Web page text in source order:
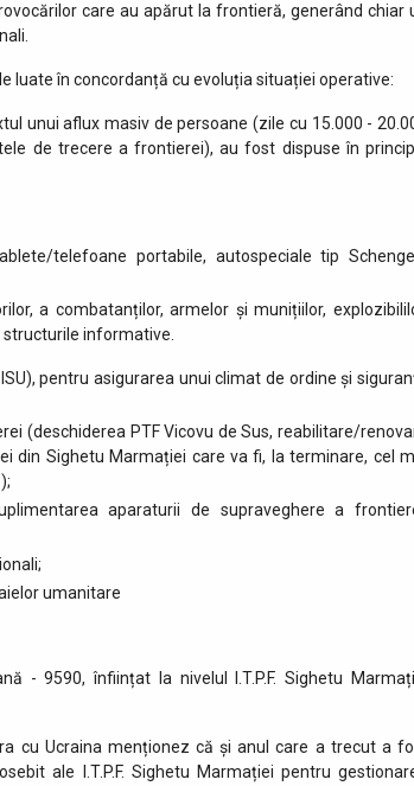
care au apărut la frontieră, generând chiar
luate în concordanță cu evoluția situației operative:
unui aflux masiv de persoane (zile cu 15.000 -
de trecere a frontierei), au fost dispuse în
telefoane portabile, autospeciale tip
a combatanților, armelor și munițiilor,
informative.
pentru asigurarea unui climat de ordine și
(deschiderea PTF Vicovu de Sus, reabilitare/
din Sighetu Marmației care va fi, la terminare, cel
aparaturii de supraveghere a
umanitare
- 9590, înființat la nivelul I.T.P.F. Sighetu
cu Ucraina menționez că și anul care a trecut a
ale I.T.P.F. Sighetu Marmației pentru